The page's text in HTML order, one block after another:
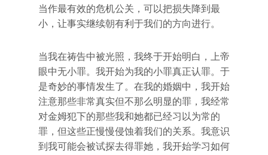
当作最有效的危机公关，可以把损失降到最
小，让事实继续朝有利于我们的方向进行。
当我在祷告中被光照，我终于开始明白，上帝
眼中无小罪。我开始为我的小罪真正认罪。于
是奇妙的事情发生了。在我的婚姻中，我开始
注意那些非常真实但不那么明显的罪，我经常
对金姆犯下的那些我和她都已经习以为常的
罪，但这些正慢慢侵蚀着我们的关系。我意识
到我可能会被试探去得罪她，我开始学习如何